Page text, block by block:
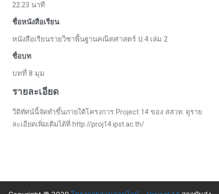
22.23 นาที
ชื่อหนังสือเรียน
หนังสือเรียนรายวิชาพื้นฐานคณิตศาสตร์ ป.4 เล่ม 2
ชื่อบท
บทที่ 8 มุม
รายละเอียด
วีดิทัศน์นี้จัดทำขึ้นภายใต้โครงการ Project 14 ของ สสวท. ดูราย
ละเอียดเพิ่มเติมได้ที่ http://proj14.ipst.ac.th/